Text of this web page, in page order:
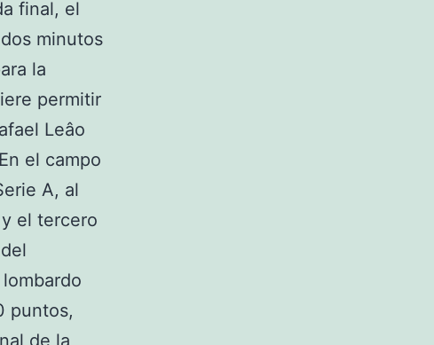
final, el
minutos
la
permitir
Leâo
el campo
A, al
el tercero
puntos,
de la